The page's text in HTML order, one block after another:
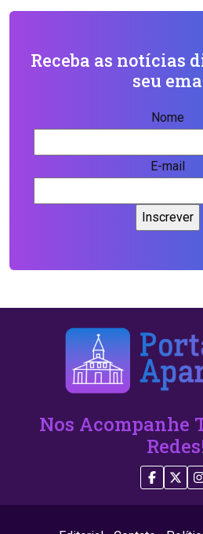
Receba as notícias
seu
Nome
E-mail
Nos Acompanhe